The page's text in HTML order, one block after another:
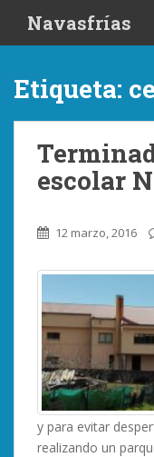
i
Navasfrías
Etiqueta:
escolar
12 marzo, 2016
y para evitar
realizando un